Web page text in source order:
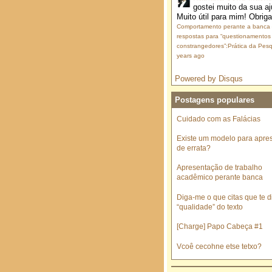
gostei muito da sua
Muito útil para mim!
Comportamento perante a banca
respostas para “questionamentos
constrangedores”:Prática da
years ago
Powered by Disqus
Postagens populares
Cuidado com as Falácias
Existe um modelo para
de errata?
Apresentação de trabalho
acadêmico perante banca
Diga-me o que citas que te
“qualidade” do texto
[Charge] Papo Cabeça #1
Vcoê cecohne etse tetxo?